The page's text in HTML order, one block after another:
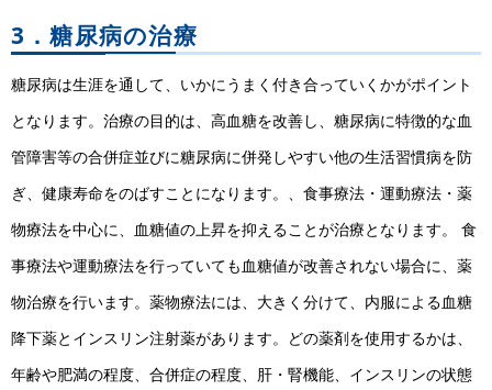
3．糖尿病の治療
糖尿病は生涯を通して、いかにうまく付き合っていくかがポイント
となります。治療の目的は、高血糖を改善し、糖尿病に特徴的な血
管障害等の合併症並びに糖尿病に併発しやすい他の生活習慣病を防
ぎ、健康寿命をのばすことになります。、食事療法・運動療法・薬
物療法を中心に、血糖値の上昇を抑えることが治療となります。 食
事療法や運動療法を行っていても血糖値が改善されない場合に、薬
物治療を行います。薬物療法には、大きく分けて、内服による血糖
降下薬とインスリン注射薬があります。どの薬剤を使用するかは、
年齢や肥満の程度、合併症の程度、肝・腎機能、インスリンの状態